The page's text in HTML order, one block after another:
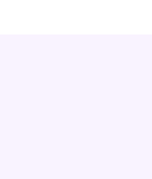
porte-parole du